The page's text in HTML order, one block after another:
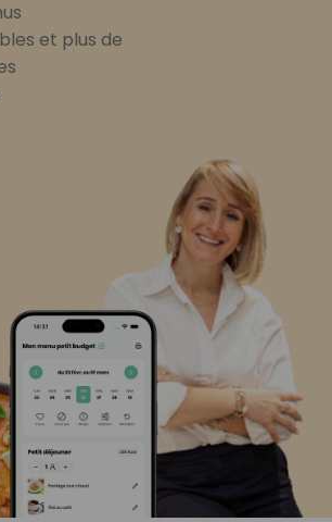
et plus de